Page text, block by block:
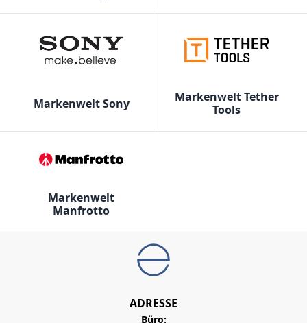
Markenwelt Sony
Markenwelt Tether
Tools
Markenwelt
Manfrotto
ADRESSE
Büro: